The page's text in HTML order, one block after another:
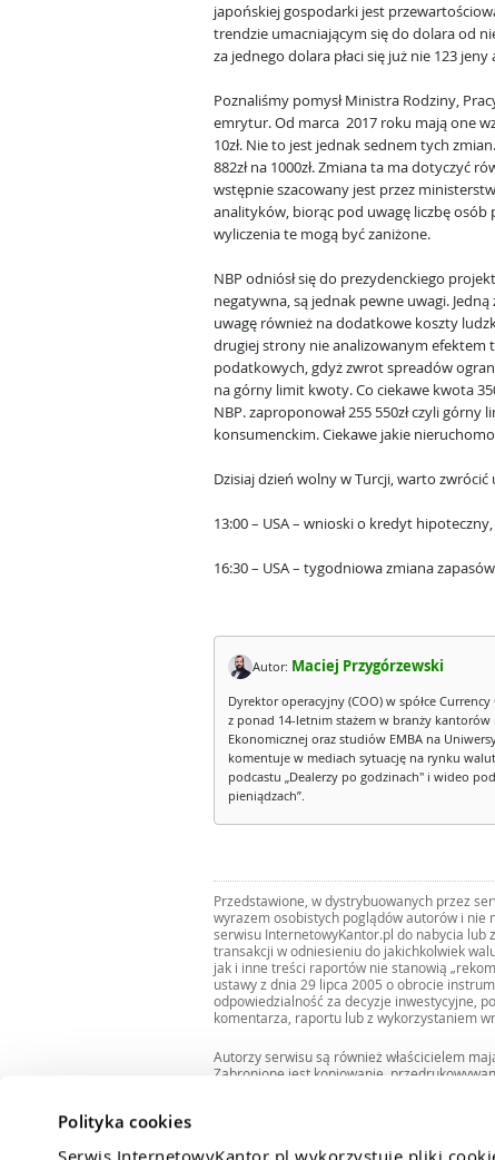
Polityka cookies
japońskiej gospodarki jest
trendzie umacniającym się do dolara od
za jednego dolara płaci się już nie 123 jeny
Poznaliśmy pomysł Ministra Rodziny,
emrytur. Od marca 2017 roku mają one
10zł. Nie to jest jednak sednem tych
882zł na 1000zł. Zmiana ta ma dotyczyć
wstępnie szacowany jest przez
analityków, biorąc pod uwagę liczbę osób
wyliczenia te mogą być zaniżone.
NBP odniósł się do prezydenckiego
negatywna, są jednak pewne uwagi.
uwagę również na dodatkowe koszty
drugiej strony nie analizowanym efektem
podatkowych, gdyż zwrot spreadów
na górny limit kwoty. Co ciekawe kwota
NBP. zaproponował 255 550zł czyli
konsumenckim. Ciekawe jakie
Dzisiaj dzień wolny w Turcji, warto
13:00 – USA – wnioski o kredyt hipoteczny,
16:30 – USA – tygodniowa zmiana
Autor: Maciej Przygórzewski
Dyrektor operacyjny (COO) w spółce
z ponad 14-letnim stażem w branży
Ekonomicznej oraz studiów EMBA na
komentuje w mediach sytuację na rynku
podcastu „Dealerzy po godzinach" i wideo
pieniądzach”.
Przedstawione, w dystrybuowanych przez
wyrazem osobistych poglądów autorów i
serwisu InternetowyKantor.pl do nabycia lub
transakcji w odniesieniu do jakichkolwiek
jak i inne treści raportów nie stanowią
ustawy z dnia 29 lipca 2005 o obrocie
odpowiedzialność za decyzje inwestycyjne,
komentarza, raportu lub z wykorzystaniem
Autorzy serwisu są również właścicielem
Zabronione jest kopiowanie,